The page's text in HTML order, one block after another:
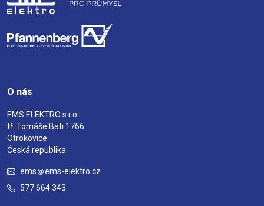
O nás
EMS ELEKTRO s.r.o.
tř. Tomáše Bati 1766
Otrokovice
Česká republika
ems
ems-elektro.cz
577 664 343